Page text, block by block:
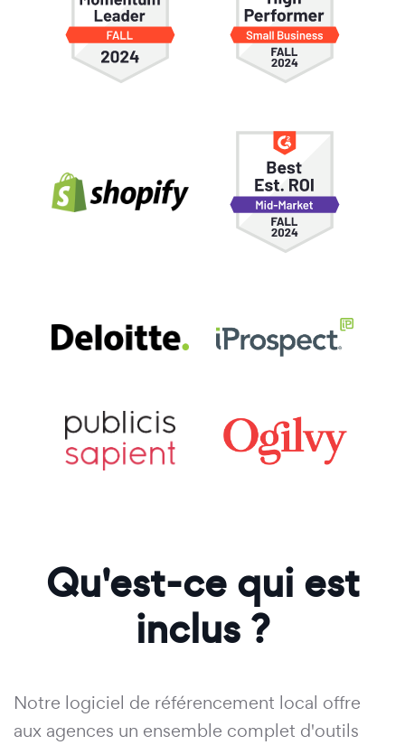
Qu'est-ce qui est
inclus ?
Notre logiciel de référencement local offre
aux agences un ensemble complet d'outils